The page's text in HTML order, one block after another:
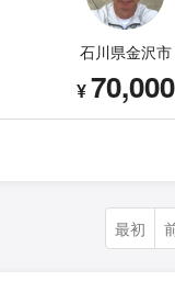
石川県金沢市
¥70,000
最初